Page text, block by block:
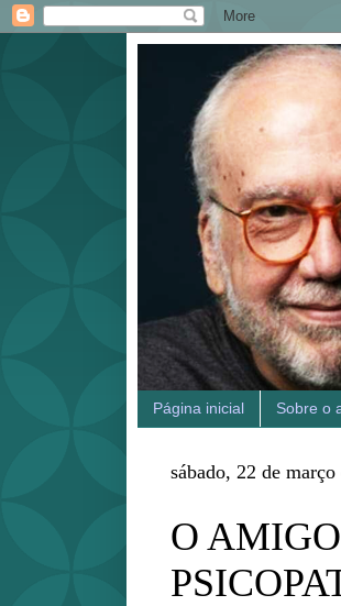
Página inicial Sobre o
sábado, 22 de
O